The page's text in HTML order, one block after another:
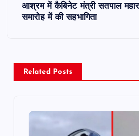
v
आश्रम में कैबिनेट मंत्री सतपाल
समारोह में की सहभागिता
Related Posts